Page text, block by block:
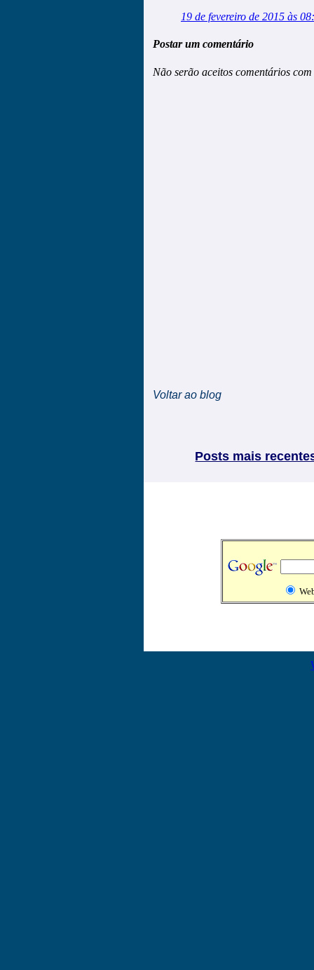
19 de fevereiro de 2015 às
Postar um comentário
Não serão aceitos comentários
Voltar ao blog
Posts mais